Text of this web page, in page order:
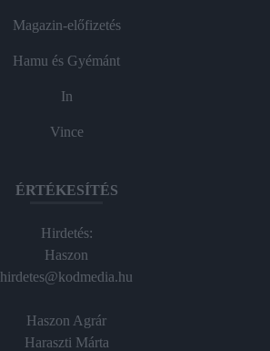
Magazin-előfizetés
Hamu és Gyémánt
In
Vince
ÉRTÉKESÍTÉS
Hirdetés:
Haszon
hirdetes@kodmedia.hu
Haszon Agrár
Haraszti Márta